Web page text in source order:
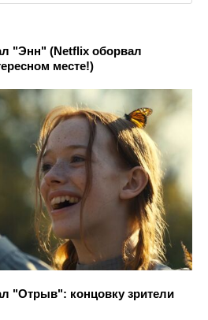
"Энн" (Netflix оборвал
месте!)
"Отрыв": концовку зрители